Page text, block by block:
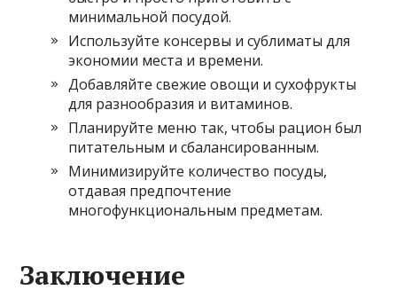
минимальной посудой.
Используйте консервы и сублиматы для
экономии места и времени.
Добавляйте свежие овощи и сухофрукты
для разнообразия и витаминов.
Планируйте меню так, чтобы рацион был
питательным и сбалансированным.
Минимизируйте количество посуды,
отдавая предпочтение
многофункциональным предметам.
Заключение